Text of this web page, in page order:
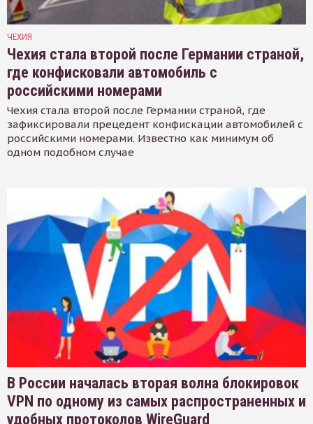
ЧЕХИЯ
Чехия стала второй после Германии страной,
где конфисковали автомобиль с
российскими номерами
Чехия стала второй после Германии страной, где
зафиксировали прецедент конфискации автомобилей с
российскими номерами. Известно как минимум об
одном подобном случае
В России началась вторая волна блокировок
VPN по одному из самых распространенных и
удобных протоколов WireGuard